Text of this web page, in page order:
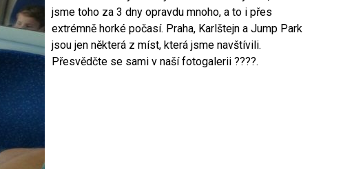
jsme toho za 3 dny opravdu mnoho, a to i přes
extrémně horké počasí. Praha, Karlštejn a Jump Park
jsou jen některá z míst, která jsme navštívili.
Přesvědčte se sami v naší fotogalerii ????.